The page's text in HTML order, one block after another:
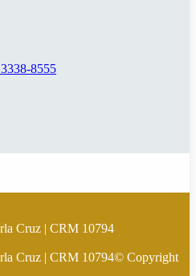
8555
Cruz | CRM 10794
Cruz | CRM 10794© Copyright